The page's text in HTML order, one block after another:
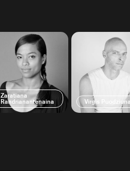
Zaratiana
Randrianantenaina
Virgis